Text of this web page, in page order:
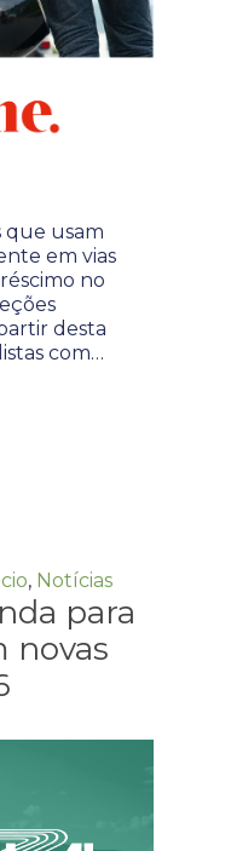
que usam
em vias
no
desta
com…
, Notícias
para
novas